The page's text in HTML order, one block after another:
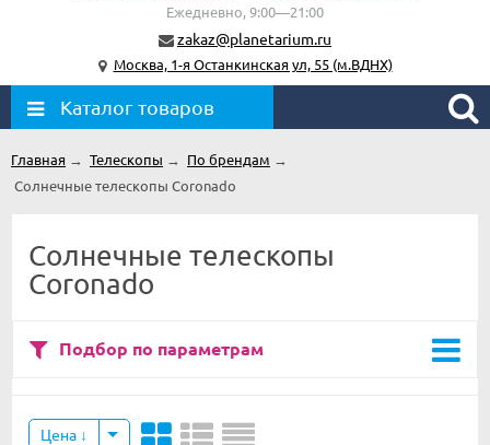
Ежедневно, 9:00—21:00
zakaz@planetarium.ru
Москва, 1-я Останкинская ул, 55 (м.ВДНХ)
Каталог товаров
Главная → Телескопы → По брендам →
Солнечные телескопы Coronado
Солнечные телескопы
Coronado
Подбор по параметрам
Цена